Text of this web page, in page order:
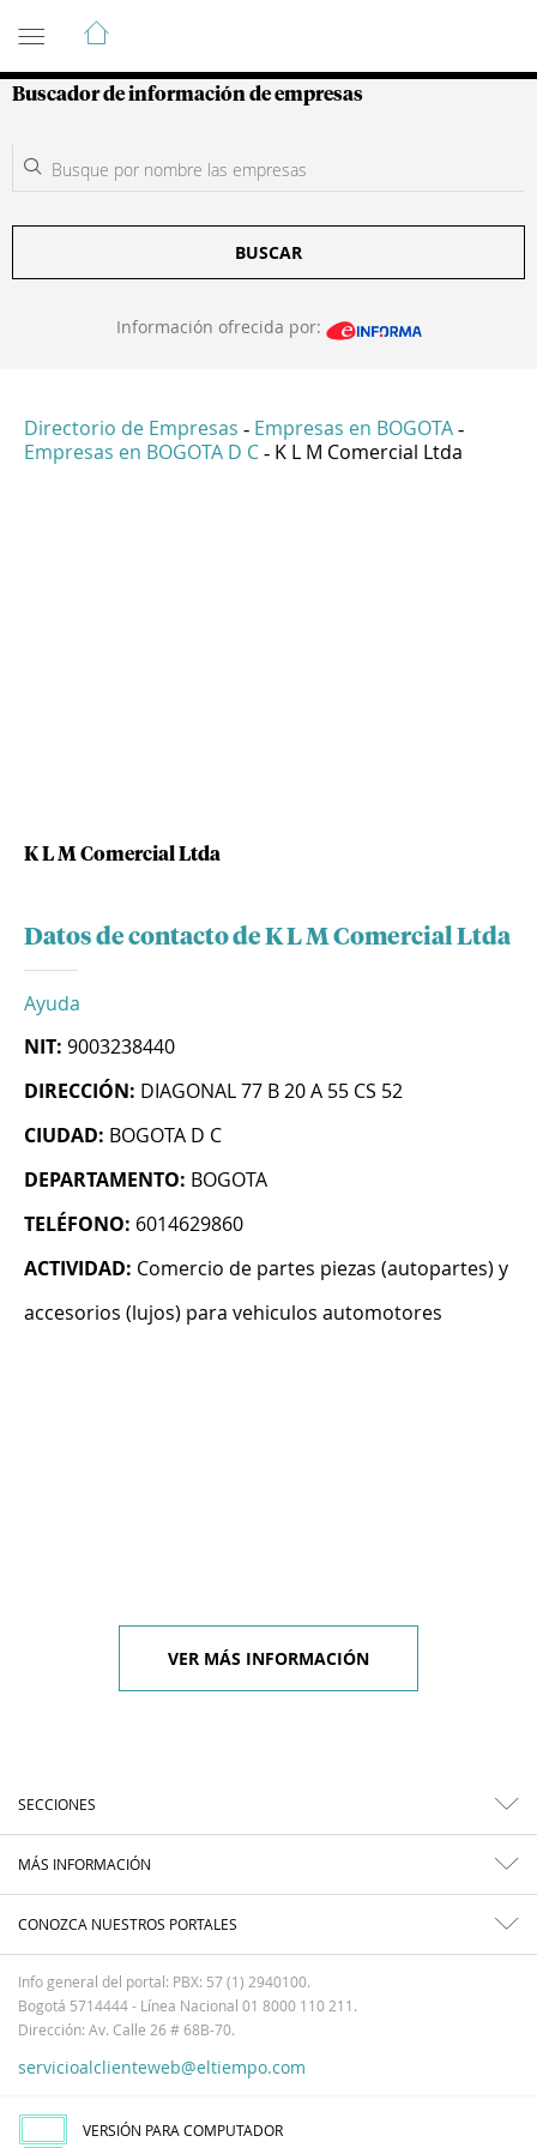
Guía de Empresas Colombianas
Buscador de información de empresas
BUSCAR
Información ofrecida por:
Directorio de Empresas - Empresas en BOGOTA -
Empresas en BOGOTA D C - K L M Comercial Ltda
K L M Comercial Ltda
Datos de contacto de K L M Comercial Ltda
Ayuda
NIT: 9003238440
DIRECCIÓN: DIAGONAL 77 B 20 A 55 CS 52
CIUDAD: BOGOTA D C
DEPARTAMENTO: BOGOTA
TELÉFONO: 6014629860
ACTIVIDAD: Comercio de partes piezas (autopartes) y
accesorios (lujos) para vehiculos automotores
VER MÁS INFORMACIÓN
SECCIONES
MÁS INFORMACIÓN
CONOZCA NUESTROS PORTALES
Info general del portal: PBX: 57 (1) 2940100.
Bogotá 5714444 - Línea Nacional 01 8000 110 211.
Dirección: Av. Calle 26 # 68B-70.
servicioalclienteweb@eltiempo.com
VERSIÓN PARA COMPUTADOR